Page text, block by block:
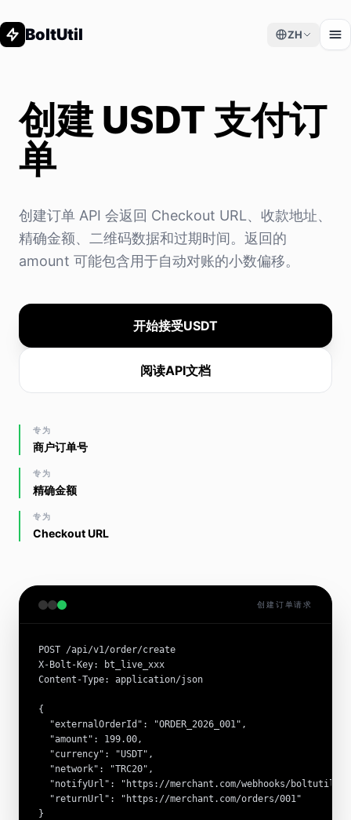
BoltUtil ZH
创建 USDT 支付订
单
创建订单 API 会返回 Checkout URL、收款地址、
精确金额、二维码数据和过期时间。返回的
amount 可能包含用于自动对账的小数偏移。
开始接受USDT
阅读API文档
专为
商户订单号
专为
精确金额
专为
Checkout URL
创建订单请求
POST /api/v1/order/create
X-Bolt-Key: bt_live_xxx
Content-Type: application/json
{
  "externalOrderId": "ORDER_2026_001",
  "amount": 199.00,
  "currency": "USDT",
  "network": "TRC20",
  "notifyUrl": "https://merchant.com/webhooks/boltutil",
  "returnUrl": "https://merchant.com/orders/001"
}